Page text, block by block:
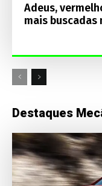
Adeus,
mais buscadas
Destaques